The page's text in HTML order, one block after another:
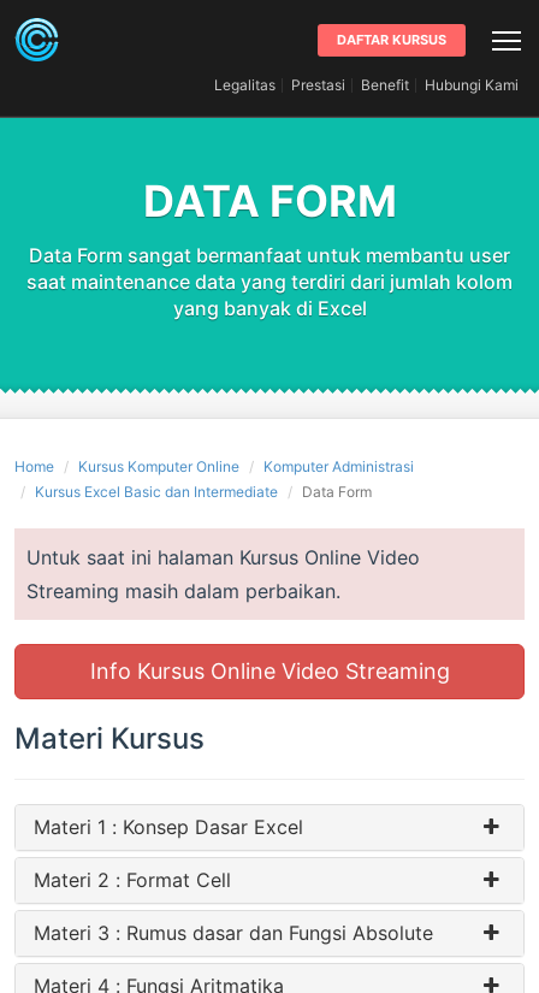
DAFTAR KURSUS
Legalitas Prestasi Benefit Hubungi Kami
DATA FORM
Data Form sangat bermanfaat untuk membantu user
saat maintenance data yang terdiri dari jumlah kolom
yang banyak di Excel
Home Kursus Komputer Online
Komputer Administrasi
Kursus Excel Basic dan Intermediate
Data Form
Untuk saat ini halaman Kursus Online Video
Streaming masih dalam perbaikan.
Info Kursus Online Video Streaming
Materi Kursus
Materi 1 : Konsep Dasar Excel
Materi 2 : Format Cell
Materi 3 : Rumus dasar dan Fungsi Absolute
Materi 4 : Fungsi Aritmatika